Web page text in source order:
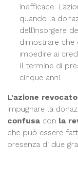
inefficace.
quando la
dell’insorgere
dimostrare che
impedire ai
Il termine di
cinque anni.
L’azione
impugnare la
confusa con la
che può essere
presenza di due